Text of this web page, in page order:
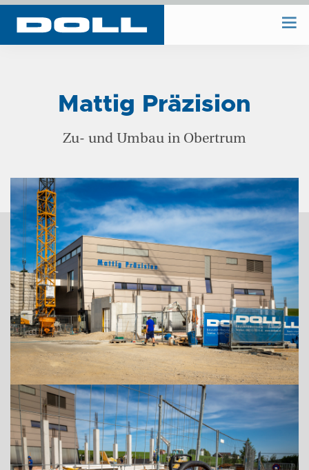
WIR PLANEN
UNTERNEHMEN
REFERENZEN
KONTAKT
ADRESSE
Mattig Präzision
Zu- und Umbau in Obertrum